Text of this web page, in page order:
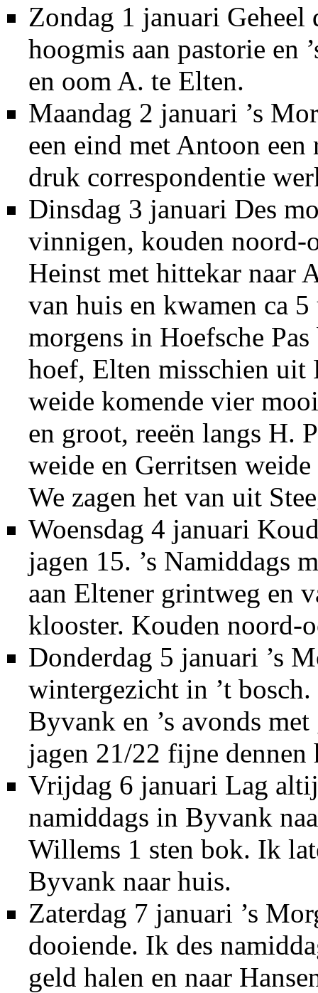
Zondag 1 januari Geheel
hoogmis aan pastorie en
en oom A. te Elten.
Maandag 2 januari ’s
een eind met Antoon een
druk correspondentie
Dinsdag 3 januari Des
vinnigen, kouden
Heinst met hittekar naar
van huis en kwamen ca
morgens in Hoefsche
hoef, Elten misschien uit
weide komende vier
en groot, reeën langs H.
weide en Gerritsen
We zagen het van uit
Woensdag 4 januari
jagen 15. ’s Namiddags
aan Eltener grintweg en
klooster. Kouden noord-
Donderdag 5 januari ’s
wintergezicht in ’t
Byvank en ’s avonds
jagen 21/22 fijne dennen
Vrijdag 6 januari Lag
namiddags in Byvank
Willems 1 sten bok. Ik
Byvank naar huis.
Zaterdag 7 januari ’s
dooiende. Ik des
geld halen en naar